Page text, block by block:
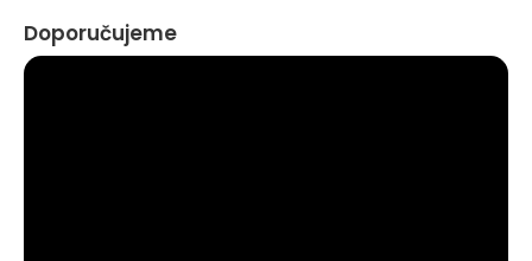
Doporučujeme